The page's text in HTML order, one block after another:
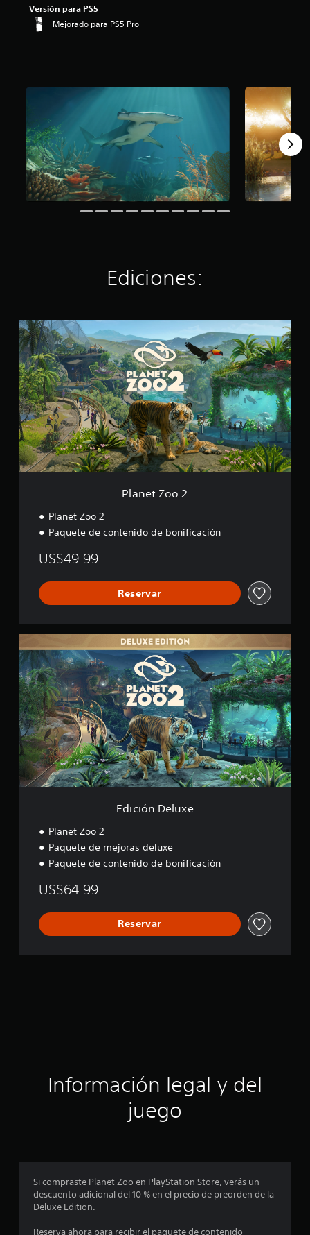
Versión para PS5
Mejorado para PS5 Pro
Ediciones:
P
l
a
n
e
t
Z
o
o
2
Planet Zoo 2
Planet Zoo 2
Paquete de contenido de bonificación
US$49.99
Reservar
d
i
c
i
ó
n
D
e
l
u
x
e
Edición Deluxe
Planet Zoo 2
Paquete de mejoras deluxe
Paquete de contenido de bonificación
US$64.99
Reservar
Información legal y del
juego
Si compraste Planet Zoo en PlayStation Store, verás un
descuento adicional del 10 % en el precio de preorden de la
Deluxe Edition.
Reserva ahora para recibir el paquete de contenido